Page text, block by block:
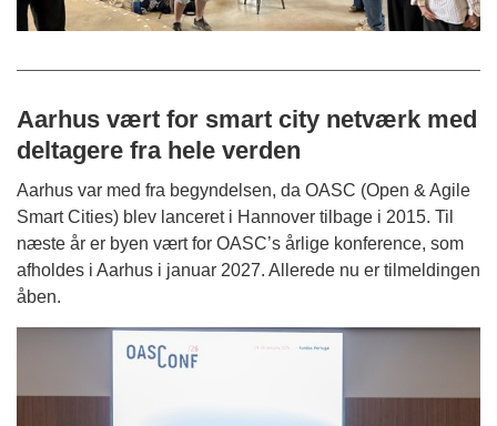
Aarhus vært for smart city netværk med
deltagere fra hele verden
Aarhus var med fra begyndelsen, da OASC (Open & Agile
Smart Cities) blev lanceret i Hannover tilbage i 2015. Til
næste år er byen vært for OASC’s årlige konference, som
afholdes i Aarhus i januar 2027. Allerede nu er tilmeldingen
åben.